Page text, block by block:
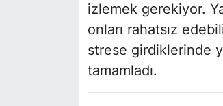
izlemek gerekiyor.
onları rahatsız
strese girdiklerinde
tamamladı.